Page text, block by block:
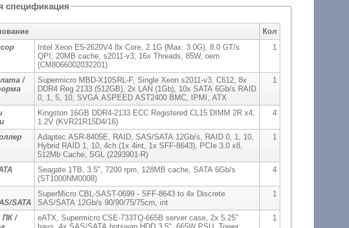
спецификация
Кол
Intel Xeon E5-2620V4 8x Core, 2.1G (Max. 3.0G), 8.0 GT/s
QPI, 20MB cache, s2011-v3, 16x Threads, 85W, oem
(CM8066002032201)
1
/
Supermicro MBD-X10SRL-F, Single Xeon s2011-v3, C612, 8x
DDR4 Reg 2133 (512GB), 2x LAN (1Gb), 10x SATA 6Gb/s RAID
0, 1, 5, 10, SVGA ASPEED AST2400 BMC, IPMI, ATX
1
Kingston 16GB DDR4-2133 ECC Registered CL15 DIMM 2R x4,
1.2V (KVR21R15D4/16)
4
Adaptec ASR-8405E, RAID, SAS/SATA 12Gb/s, RAID 0, 1, 10,
Hybrid RAID 1, 10, 4ch (1x 4int, 1x SFF-8643), PCIe 3.0 x8,
512Mb Cache, SGL (2293901-R)
1
Seagate 1TB, 3.5", 7200 rpm, 128MB cache, SATA 6Gb/s
(ST1000NM0008)
4
SATA
SuperMicro CBL-SAST-0699 - SFF-8643 to 4x Discrete
SAS/SATA 12Gb/s 90/90/75/75cm, int
1
ПК /
eATX, Supermicro CSE-733TQ-665B server case, 2x 5.25"
1